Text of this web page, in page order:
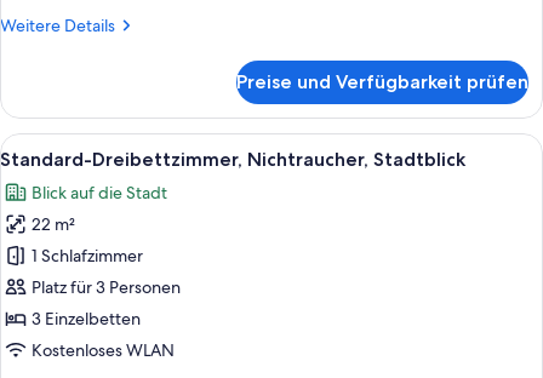
den
Weitere Details
Weitere
Einzelzimmer,
Nichtraucher,
Blick
den
Innenhof
Preise und Verfügbarkeit prüfen
Alle
Fotos
für
Standard-
Dreibettzimmer,
Nichtraucher,
Stadtblick
anzeigen
Ein Hotelzimmer mit zwei Betten,
8
Standard-Dreibettzimmer, Nichtraucher, Stadtblick
Blick auf die Stadt
22 m²
1 Schlafzimmer
Platz für 3 Personen
3 Einzelbetten
Kostenloses WLAN